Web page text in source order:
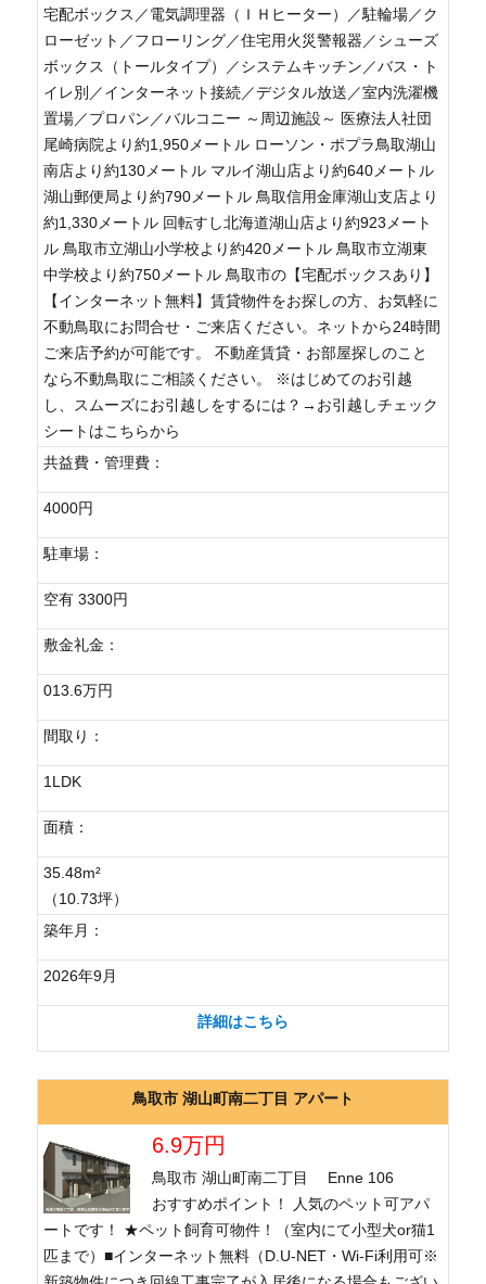
宅配ボックス／電気調理器（ＩＨヒーター）／駐輪場／ク
ローゼット／フローリング／住宅用火災警報器／シューズ
ボックス（トールタイプ）／システムキッチン／バス・ト
イレ別／インターネット接続／デジタル放送／室内洗濯機
置場／プロパン／バルコニー ～周辺施設～ 医療法人社団
尾崎病院より約1,950メートル ローソン・ポプラ鳥取湖山
南店より約130メートル マルイ湖山店より約640メートル
湖山郵便局より約790メートル 鳥取信用金庫湖山支店より
約1,330メートル 回転すし北海道湖山店より約923メート
ル 鳥取市立湖山小学校より約420メートル 鳥取市立湖東
中学校より約750メートル 鳥取市の【宅配ボックスあり】
【インターネット無料】賃貸物件をお探しの方、お気軽に
不動鳥取にお問合せ・ご来店ください。ネットから24時間
ご来店予約が可能です。 不動産賃貸・お部屋探しのこと
なら不動鳥取にご相談ください。 ※はじめてのお引越
し、スムーズにお引越しをするには？→お引越しチェック
シートはこちらから
共益費・管理費：
4000円
駐車場：
空有 3300円
敷金礼金：
013.6万円
間取り：
1LDK
面積：
35.48m²
（10.73坪）
築年月：
2026年9月
詳細はこちら
鳥取市 湖山町南二丁目 アパート
6.9万円
鳥取市 湖山町南二丁目 Enne 106
おすすめポイント！ 人気のペット可アパ
ートです！ ★ペット飼育可物件！（室内にて小型犬or猫1
匹まで）■インターネット無料（D.U-NET・Wi-Fi利用可※